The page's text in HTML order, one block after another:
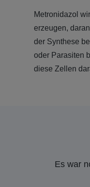
Metronidazol
erzeugen,
der Synthese
oder Parasiten
diese Zellen
Es war